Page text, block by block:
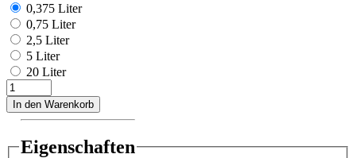
0,375 Liter
0,75 Liter
2,5 Liter
5 Liter
20 Liter
In den Warenkorb
Eigenschaften